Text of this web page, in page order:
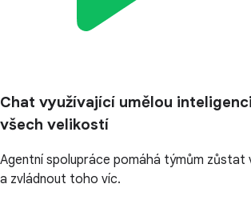
Chat využívající umělou
všech velikostí
Agentní spolupráce pomáhá týmům zůstat
a zvládnout toho víc.